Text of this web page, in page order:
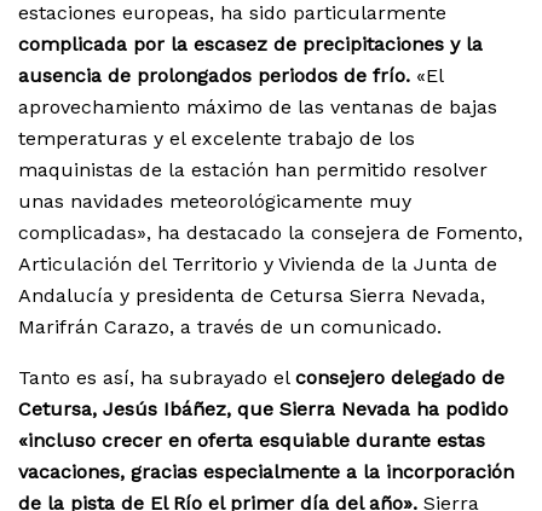
estaciones europeas, ha sido particularmente
complicada por la escasez de precipitaciones y la
ausencia de prolongados periodos de frío. «El
aprovechamiento máximo de las ventanas de bajas
temperaturas y el excelente trabajo de los
maquinistas de la estación han permitido resolver
unas navidades meteorológicamente muy
complicadas», ha destacado la consejera de Fomento,
Articulación del Territorio y Vivienda de la Junta de
Andalucía y presidenta de Cetursa Sierra Nevada,
Marifrán Carazo, a través de un comunicado.
Tanto es así, ha subrayado el consejero delegado de
Cetursa, Jesús Ibáñez, que Sierra Nevada ha podido
«incluso crecer en oferta esquiable durante estas
vacaciones, gracias especialmente a la incorporación
de la pista de El Río el primer día del año». Sierra